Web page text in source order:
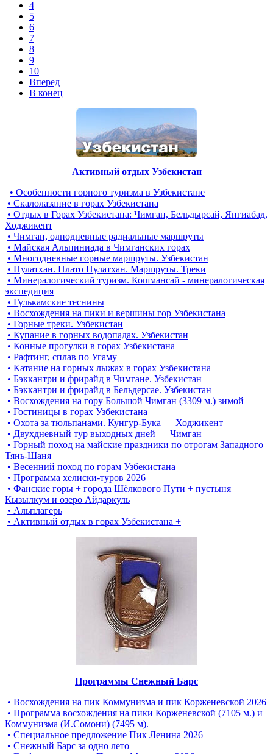
4
5
6
7
8
9
10
Вперед
В конец
Активный отдых Узбекистан
• Особенности горного туризма в Узбекистане
• Скалолазание в горах Узбекистана
• Отдых в Горах Узбекистана: Чимган, Бельдырсай, Янгиабад,
Ходжикент
• Чимган, однодневные радиальные маршруты
• Майская Альпиниада в Чимганских горах
• Многодневные горные маршруты. Узбекистан
• Пулатхан. Плато Пулатхан. Маршруты. Треки
• Минералогический туризм. Кошмансай - минералогическая
экспедиция
• Гулькамские теснины
• Восхождения на пики и вершины гор Узбекистана
• Горные треки. Узбекистан
• Купание в горных водопадах. Узбекистан
• Конные прогулки в горах Узбекистана
• Рафтинг, сплав по Угаму
• Катание на горных лыжах в горах Узбекистана
• Бэккантри и фрирайд в Чимгане. Узбекистан
• Бэккантри и фрирайд в Бельдерсае. Узбекистан
• Восхождения на гору Большой Чимган (3309 м.) зимой
• Гостиницы в горах Узбекистана
• Охота за тюльпанами. Кунгур-Бука — Ходжикент
• Двухдневный тур выходных дней — Чимган
• Горный поход на майские праздники по отрогам Западного
Тянь-Шаня
• Весенний поход по горам Узбекистана
• Программа хелиски-туров 2026
• Фанские горы + города Шёлкового Пути + пустыня
Кызылкум и озеро Айдаркуль
• Альплагерь
• Активный отдых в горах Узбекистана +
Программы Снежный Барс
• Восхождения на пик Коммунизма и пик Корженевской 2026
• Программа восхождения на пики Корженевской (7105 м.) и
Коммунизма (И.Сомони) (7495 м).
• Специальное предложение Пик Ленина 2026
• Снежный Барс за одно лето